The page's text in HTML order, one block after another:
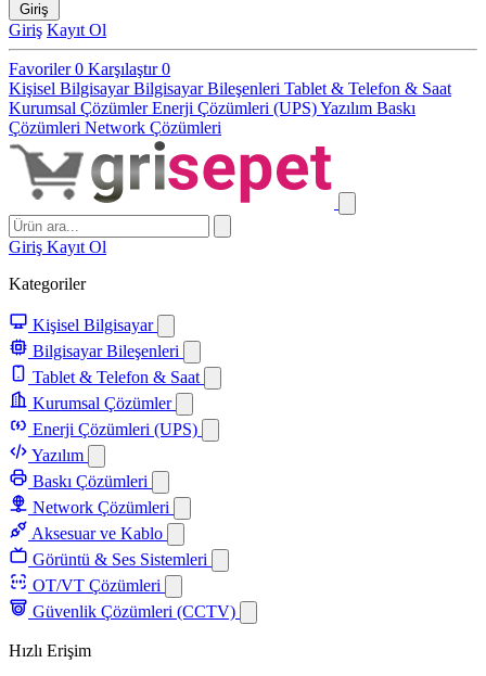
Giriş
Giriş Kayıt Ol
Favoriler0 Karşılaştır0
Kişisel BilgisayarBilgisayar Bileşenleri Tablet & Telefon & Saat
Kurumsal ÇözümlerEnerji Çözümleri (UPS)Yazılım Baskı
Çözümleri Network Çözümleri
Giriş Kayıt Ol
Kategoriler
Kişisel Bilgisayar
Bilgisayar Bileşenleri
Tablet & Telefon & Saat
Kurumsal Çözümler
Enerji Çözümleri (UPS)
Yazılım
Baskı Çözümleri
Network Çözümleri
Aksesuar ve Kablo
Görüntü & Ses Sistemleri
OT/VT Çözümleri
Güvenlik Çözümleri (CCTV)
Hızlı Erişim